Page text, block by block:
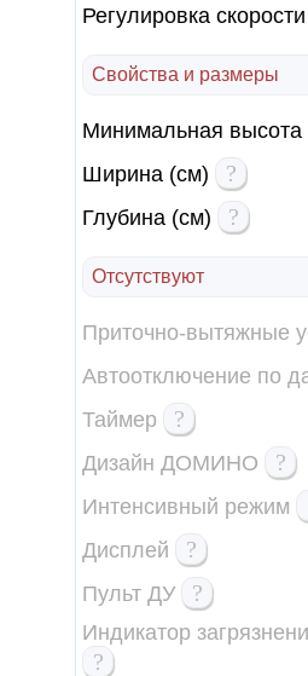
Регулировка скорости
Свойства и размеры
Минимальная высота
Ширина (см)
?
Глубина (см)
?
Отсутствуют
Приточно-вытяжные
Автоотключение по
Таймер
?
Дизайн ДОМИНО
?
Интенсивный режим
Дисплей
?
Пульт ДУ
?
Индикатор
?